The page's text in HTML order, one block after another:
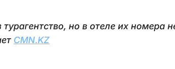
но в отеле их номера
CMN.KZ